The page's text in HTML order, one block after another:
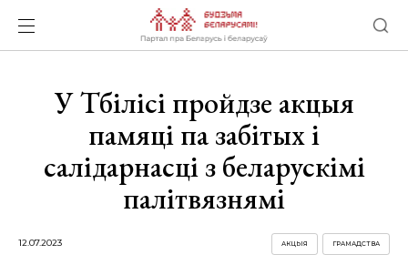
У Тбілісі пройдзе акцыя
памяці па забітых і
салідарнасці з беларускімі
палітвязнямі
12.07.2023 ГРАМАДСТВА
АКЦЫЯ